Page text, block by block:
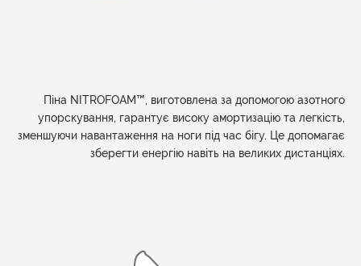
Піна NITROFOAM™, виготовлена за допомогою азотного
упорскування, гарантує високу амортизацію та легкість,
зменшуючи навантаження на ноги під час бігу. Це допомагає
зберегти енергію навіть на великих дистанціях.